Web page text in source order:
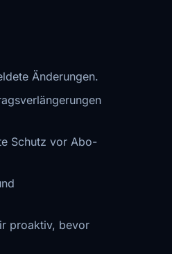
Änderungen.
Schutz vor Abo-
proaktiv, bevor